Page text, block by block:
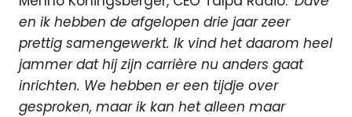
en ik hebben de afgelopen drie jaar zeer
prettig samengewerkt. Ik vind het daarom heel
jammer dat hij zijn carrière nu anders gaat
inrichten. We hebben er een tijdje over
gesproken, maar ik kan het alleen maar